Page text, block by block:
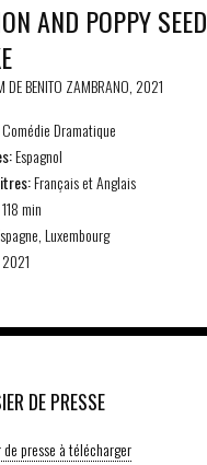
AND POPPY SEED
DE BENITO ZAMBRANO, 2021
Comédie Dramatique
Espagnol
Français et Anglais
118 min
Luxembourg
2021
DE PRESSE
de presse à télécharger